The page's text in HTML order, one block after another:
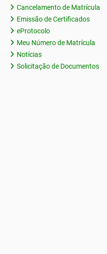
Cancelamento de Matrícula
Emissão de Certificados
eProtocolo
Meu Número de Matrícula
Notícias
Solicitação de Documentos